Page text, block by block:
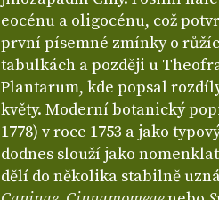
eocénu a oligocénu, což
první písemné zmínky o
tabulkách a později u
Plantarum, kde popsal
květy. Moderní botanický
1778) v roce 1753 a jako
dodnes slouží jako
dělí do několika stabilně